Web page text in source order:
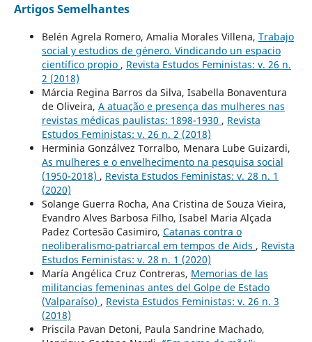
Artigos Semelhantes
Belén Agrela Romero, Amalia Morales Villena, Trabajo
social y estudios de género. Vindicando un espacio
científico propio , Revista Estudos Feministas: v. 26 n.
2 (2018)
Márcia Regina Barros da Silva, Isabella Bonaventura
de Oliveira, A atuação e presença das mulheres nas
revistas médicas paulistas: 1898-1930 , Revista
Estudos Feministas: v. 26 n. 2 (2018)
Herminia Gonzálvez Torralbo, Menara Lube Guizardi,
As mulheres e o envelhecimento na pesquisa social
(1950-2018) , Revista Estudos Feministas: v. 28 n. 1
(2020)
Solange Guerra Rocha, Ana Cristina de Souza Vieira,
Evandro Alves Barbosa Filho, Isabel Maria Alçada
Padez Cortesão Casimiro, Catanas contra o
neoliberalismo-patriarcal em tempos de Aids , Revista
Estudos Feministas: v. 28 n. 1 (2020)
María Angélica Cruz Contreras, Memorias de las
militancias femeninas antes del Golpe de Estado
(Valparaíso) , Revista Estudos Feministas: v. 26 n. 3
(2018)
Priscila Pavan Detoni, Paula Sandrine Machado,